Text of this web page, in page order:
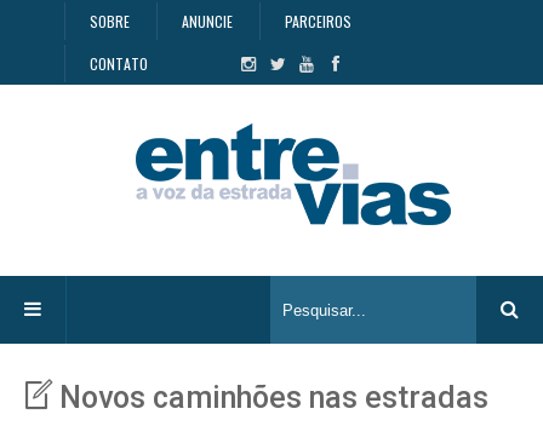
SOBRE ANUNCIE PARCEIROS
CONTATO
Novos caminhões nas estradas